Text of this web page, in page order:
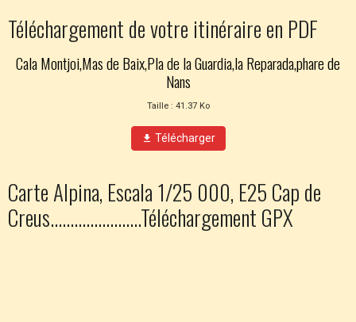
Téléchargement de votre itinéraire en PDF
Cala Montjoi,Mas de Baix,Pla de la Guardia,la Reparada,phare de
Nans
Taille : 41.37 Ko
Télécharger
Carte Alpina, Escala 1/25 000, E25 Cap de
Creus.......................Téléchargement GPX